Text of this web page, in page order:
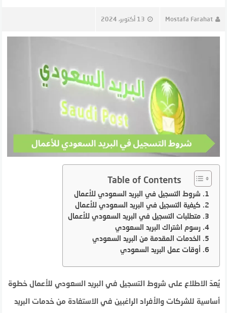
Mostafa Farahat 13 أكتوبر، 2024
Table of Contents
شروط التسجيل في البريد السعودي للأعمال
كيفية التسجيل في البريد السعودي للأعمال
متطلبات التسجيل في البريد السعودي للأعمال
رسوم اشتراك البريد السعودي
الخدمات المقدمة من البريد السعودي
أوقات عمل البريد السعودي
يُعدّ الاطلاع على شروط التسجيل في البريد السعودي للأعمال خطوة
أساسية للشركات والأفراد الراغبين في الاستفادة من خدمات البريد